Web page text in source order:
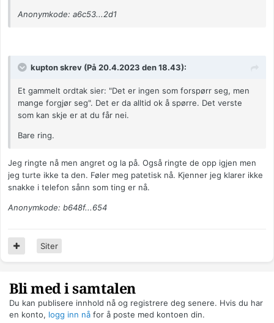
Anonymkode: a6c53...2d1
kupton skrev (På 20.4.2023 den 18.43):
Et gammelt ordtak sier: "Det er ingen som forspørr seg, men
mange forgjør seg". Det er da alltid ok å spørre. Det verste
som kan skje er at du får nei.
Bare ring.
Jeg ringte nå men angret og la på. Også ringte de opp igjen men
jeg turte ikke ta den. Føler meg patetisk nå. Kjenner jeg klarer ikke
snakke i telefon sånn som ting er nå.
Anonymkode: b648f...654
Siter
Bli med i samtalen
Du kan publisere innhold nå og registrere deg senere. Hvis du har
en konto, logg inn nå for å poste med kontoen din.